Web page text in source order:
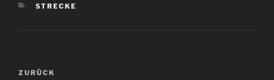
KATEGORIEN
STRECKE
Beitragsnavigation
Vorheriger
ZURÜCK